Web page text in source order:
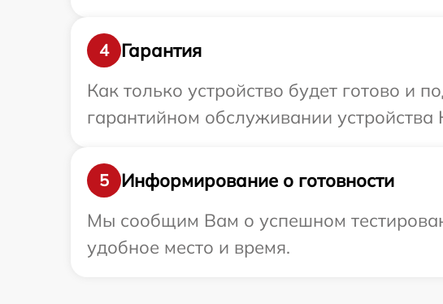
4
Гарантия
Как только устройство будет готово и
гарантийном обслуживании
5
Информирование о готовности
Мы сообщим Вам о успешном
удобное место и время.